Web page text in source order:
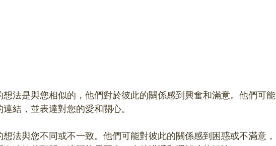
法是與您相似的，他們對於彼此的關係感到興奮和滿意。他們可能
結，並表達對您的愛和關心。
法與您不同或不一致。他們可能對彼此的關係感到困惑或不滿意，